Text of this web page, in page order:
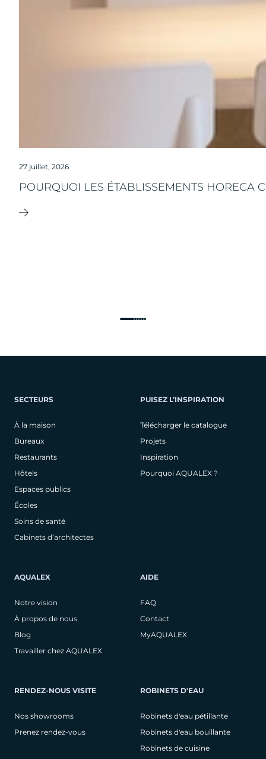
27 juillet, 2026
POURQUOI LES ÉTABLISSEMENTS HORECA
SECTEURS
À la maison
Bureaux
Restaurants
Hôtels
Espaces publics
Écoles
Soins de santé
Cabinets d’architectes
PUISEZ L’INSPIRATION
Télécharger le catalogue
Projets
Inspiration
Pourquoi AQUALEX ?
AQUALEX
Notre vision
À propos de nous
Blog
Travailler chez AQUALEX
AIDE
FAQ
Contact
MyAQUALEX
RENDEZ-NOUS VISITE
Nos showrooms
Prenez rendez-vous
ROBINETS D'EAU
Robinets d'eau pétillante
Robinets d'eau bouillante
Robinets de cuisine